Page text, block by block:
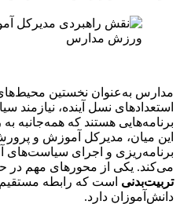
مدارس به‌عنوان نخستین
استعدادهای نسل آینده،
برنامه‌هایی هستند که همه‌جانبه
این میان، مدیرکل آموزش و
برنامه‌ریزی و اجرای سیاست‌های
می‌کند. یکی از محورهای مهم در
تربیت‌بدنی است که رابطه
دانش‌آموزان دارد.